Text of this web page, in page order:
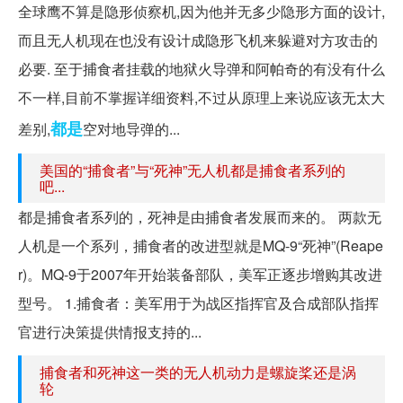
全球鹰不算是隐形侦察机,因为他并无多少隐形方面的设计,
而且无人机现在也没有设计成隐形飞机来躲避对方攻击的
必要. 至于捕食者挂载的地狱火导弹和阿帕奇的有没有什么
不一样,目前不掌握详细资料,不过从原理上来说应该无太大
差别,都是空对地导弹的...
美国的“捕食者”与“死神”无人机都是捕食者系列的
吧...
都是捕食者系列的，死神是由捕食者发展而来的。 两款无
人机是一个系列，捕食者的改进型就是MQ-9“死神”(Reape
r)。MQ-9于2007年开始装备部队，美军正逐步增购其改进
型号。 1.捕食者：美军用于为战区指挥官及合成部队指挥
官进行决策提供情报支持的...
捕食者和死神这一类的无人机动力是螺旋桨还是涡
轮